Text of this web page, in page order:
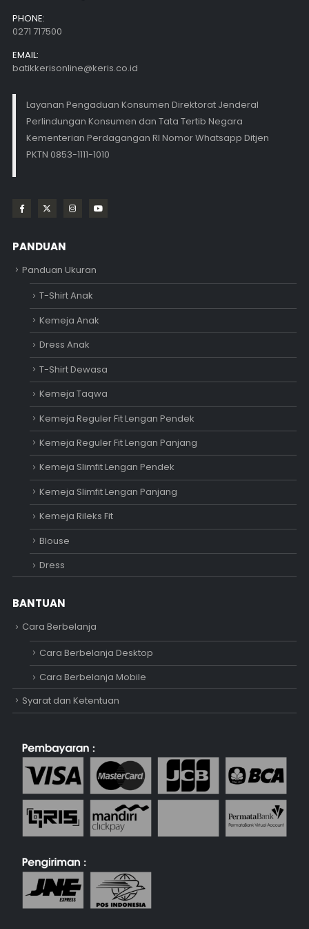
PHONE:
0271 717500
EMAIL:
batikkerisonline@keris.co.id
Layanan Pengaduan Konsumen Direktorat Jenderal
Perlindungan Konsumen dan Tata Tertib Negara
Kementerian Perdagangan RI Nomor Whatsapp Ditjen
PKTN 0853-1111-1010
PANDUAN
Panduan Ukuran
T-Shirt Anak
Kemeja Anak
Dress Anak
T-Shirt Dewasa
Kemeja Taqwa
Kemeja Reguler Fit Lengan Pendek
Kemeja Reguler Fit Lengan Panjang
Kemeja Slimfit Lengan Pendek
Kemeja Slimfit Lengan Panjang
Kemeja Rileks Fit
Blouse
Dress
BANTUAN
Cara Berbelanja
Cara Berbelanja Desktop
Cara Berbelanja Mobile
Syarat dan Ketentuan